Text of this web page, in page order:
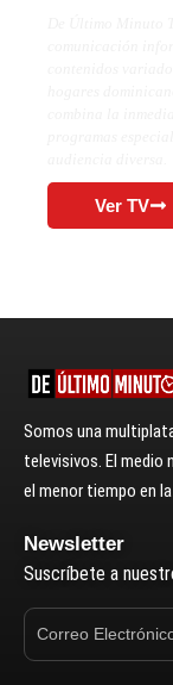
Ver TV
Somos una
televisivos. El medio
el menor tiempo en
Newsletter
Suscríbete a